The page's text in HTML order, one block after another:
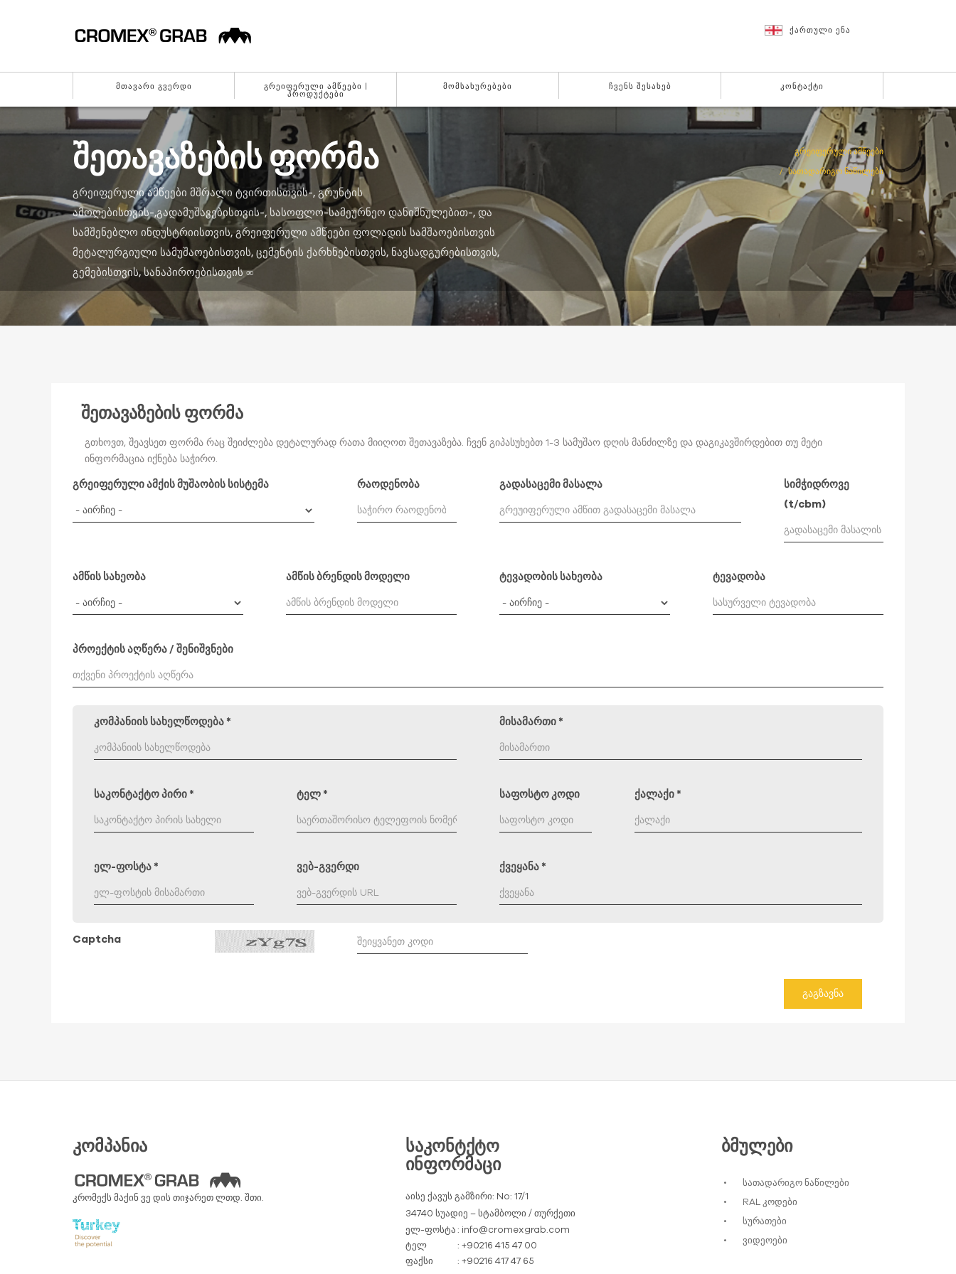
ᲛᲗᲐᲕᲐᲠᲘ ᲒᲕᲔᲠᲓᲘ
ᲒᲠᲔᲘᲤᲔᲠᲣᲚᲘ ᲐᲛᲬᲔᲔᲑᲘ |
ᲞᲠᲝᲓᲣᲥᲢᲔᲑᲘ
ᲛᲝᲛᲡᲐᲮᲣᲠᲔᲑᲔᲑᲘ ᲩᲕᲔᲜᲡ ᲨᲔᲡᲐᲮᲔᲑ ᲙᲝᲜᲢᲐᲥᲢᲘ
ᲥᲐᲠᲗᲣᲚᲘ ᲔᲜᲐ
ᲨᲔᲗᲐᲕᲐᲖᲔᲑᲘᲡ ᲤᲝᲠᲛᲐ
ᲒᲠᲔᲘᲤᲔᲠᲣᲚᲘ ᲐᲛᲬᲔᲔᲑᲘ ᲛᲨᲠᲐᲚᲘ ᲢᲕᲘᲠᲗᲘᲡᲗᲕᲘᲡ-, ᲒᲠᲣᲜᲢᲘᲡ
ᲐᲛᲝᲦᲔᲑᲘᲡᲗᲕᲘᲡ-,ᲒᲐᲓᲐᲛᲣᲨᲐᲕᲔᲑᲘᲡᲗᲕᲘᲡ-, ᲡᲐᲡᲝᲤᲚᲝ-ᲡᲐᲛᲔᲣᲠᲜᲔᲝ ᲓᲐᲜᲘᲨᲜᲣᲚᲔᲑᲘᲗ-, ᲓᲐ
ᲡᲐᲛᲨᲔᲜᲔᲑᲚᲝ ᲘᲜᲓᲣᲡᲢᲠᲘᲘᲡᲗᲕᲘᲡ, ᲒᲠᲔᲘᲤᲔᲠᲣᲚᲘ ᲐᲛᲬᲔᲔᲑᲘ ᲤᲝᲚᲐᲓᲘᲡ ᲡᲐᲛᲨᲐᲝᲔᲑᲘᲡᲗᲕᲘᲡ
ᲛᲔᲢᲐᲚᲣᲠᲒᲘᲣᲚᲘ ᲡᲐᲛᲣᲨᲐᲝᲔᲑᲘᲡᲗᲕᲘᲡ, ᲪᲔᲛᲔᲜᲢᲘᲡ ᲥᲐᲠᲮᲜᲔᲑᲘᲡᲗᲕᲘᲡ, ᲜᲐᲕᲡᲐᲓᲒᲣᲠᲔᲑᲘᲡᲗᲕᲘᲡ,
ᲒᲔᲛᲔᲑᲘᲡᲗᲕᲘᲡ, ᲡᲐᲜᲐᲞᲘᲠᲝᲔᲑᲘᲡᲗᲕᲘᲡ ∞
ᲒᲠᲔᲘᲤᲔᲠᲣᲚᲘ ᲐᲛᲬᲔᲔᲑᲘ
ᲡᲐᲗᲐᲓᲐᲠᲘᲒᲝ ᲜᲐᲬᲘᲚᲔᲑᲘ
შეთავაზების ფორმა
გთხოვთ, შეავსეთ ფორმა რაც შეიძლება დეტალურად რათა მიიღოთ შეთავაზება. ჩვენ გიპასუხებთ 1-3 სამუშაო დღის მანძილზე და დაგიკავშირდებით თუ მეტი
ინფორმაცია იქნება საჭირო.
გრეიფერული ამქის მუშაობის სისტემა რაოდენობა გადასაცემი მასალა
სიმჭიდროვე
(t/cbm)
ამწის სახეობა ამწის ბრენდის მოდელი ტევადობის სახეობა ტევადობა
პროექტის აღწერა / შენიშვნები
კომპანიის სახელწოდება * მისამართი *
საკონტაქტო პირი * ტელ * საფოსტო კოდი ქალაქი *
ელ-ფოსტა * ვებ-გვერდი ქვეყანა *
Captcha
ᲒᲐᲒᲖᲐᲕᲜᲐ
ᲙᲝᲛᲞᲐᲜᲘᲐ
კრომექს მაქინ ვე დის თიჯარეთ ლთდ. შთი.
ᲡᲐᲙᲝᲜᲢᲥᲢᲝ
ᲘᲜᲤᲝᲠᲛᲐᲪᲘ
აისე ქავუს გამზირი: No: 17/1
34740 სუადიე – სტამბოლი / თურქეთი
ელ-ფოსტა : info@cromexgrab.com
ტელ
: +90216 415 47 00
ფაქსი
: +90216 417 47 65
ᲑᲛᲣᲚᲔᲑᲘ
სათადარიგო ნაწილები
RAL კოდები
სურათები
ვიდეოები